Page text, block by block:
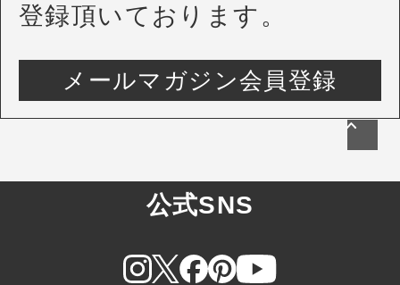
登録頂いております。
メールマガジン会員登録
公式SNS